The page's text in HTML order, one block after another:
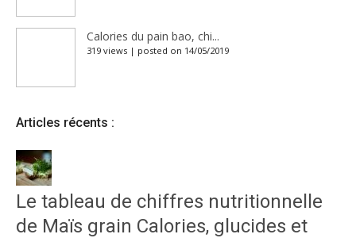
Calories du pain bao, chi...
319 views | posted on 14/05/2019
Articles récents :
Le tableau de chiffres nutritionnelle
de Maïs grain Calories, glucides et